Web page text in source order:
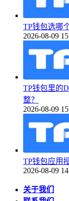
TP钱包选哪
2026-08-09
TP钱包里的
整？
2026-08-09
TP钱包应用
2026-08-09
关于我们